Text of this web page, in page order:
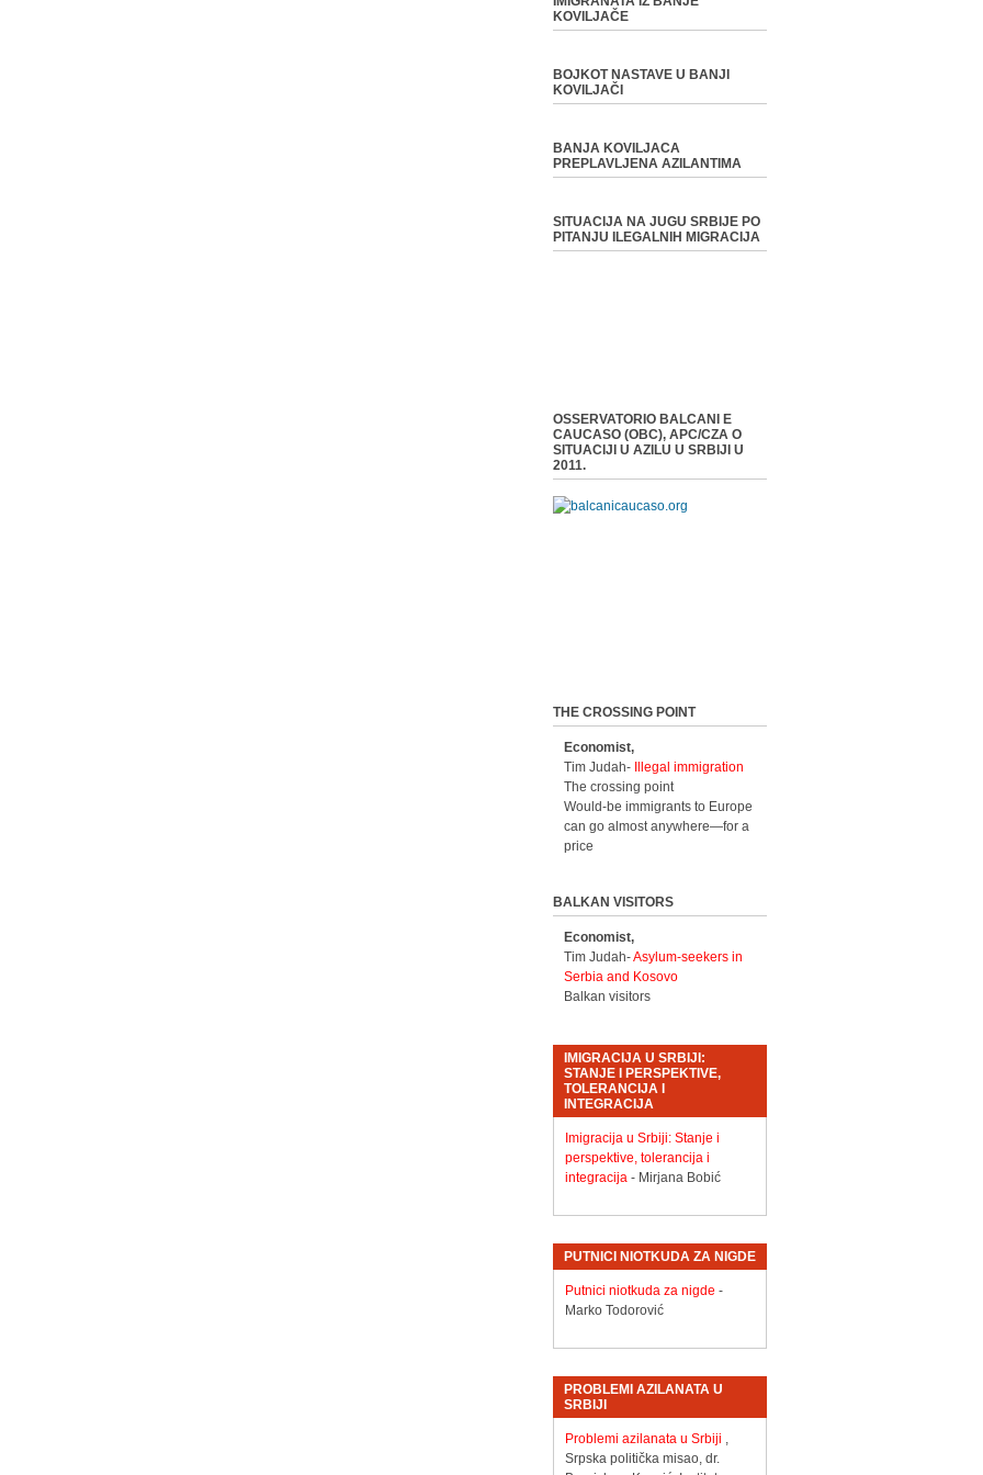
KOVILJAČE
BOJKOT NASTAVE U BANJI
KOVILJAČI
BANJA KOVILJACA
PREPLAVLJENA AZILANTIMA
SITUACIJA NA JUGU SRBIJE PO
PITANJU ILEGALNIH MIGRACIJA
OSSERVATORIO BALCANI E
CAUCASO (OBC), APC/CZA O
SITUACIJI U AZILU U SRBIJI U
2011.
THE CROSSING POINT
Economist,
Tim Judah-
Illegal immigration
The crossing point
Would-be immigrants to Europe
can go almost anywhere—for a
price
BALKAN VISITORS
Economist,
Tim Judah-Asylum-seekers in
Serbia and Kosovo
Balkan visitors
IMIGRACIJA U SRBIJI:
STANJE I PERSPEKTIVE,
TOLERANCIJA I
INTEGRACIJA
Imigracija u Srbiji: Stanje i
perspektive, tolerancija i
integracija- Mirjana Bobić
PUTNICI NIOTKUDA ZA NIGDE
Putnici niotkuda za nigde -
Marko Todorović
PROBLEMI AZILANATA U
SRBIJI
Problemi azilanata u Srbiji ,
Srpska politička misao, dr.